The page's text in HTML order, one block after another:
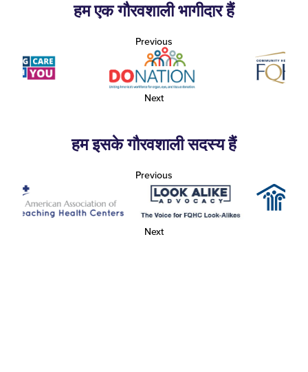
हम एक गौरवशाली भागीदार हैं
Previous
Next
हम इसके गौरवशाली सदस्य हैं
Previous
Next